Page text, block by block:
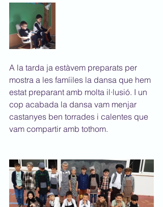
A la tarda ja estàvem preparats per
mostra a les famíiles la dansa que hem
estat preparant amb molta il·lusió. I un
cop acabada la dansa vam menjar
castanyes ben torrades i calentes que
vam compartir amb tothom.